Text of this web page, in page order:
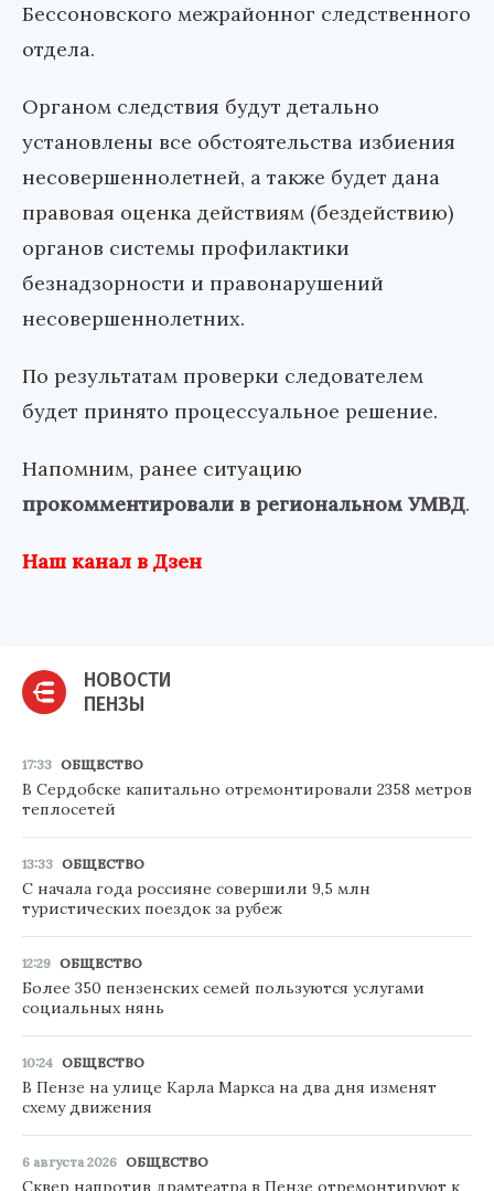
Бессоновского межрайонног следственного
отдела.
Органом следствия будут детально
установлены все обстоятельства избиения
несовершеннолетней, а также будет дана
правовая оценка действиям (бездействию)
органов системы профилактики
безнадзорности и правонарушений
несовершеннолетних.
По результатам проверки следователем
будет принято процессуальное решение.
Напомним, ранее ситуацию
прокомментировали в региональном УМВД.
Наш канал в Дзен
НОВОСТИ
ПЕНЗЫ
17:33 ОБЩЕСТВО
В Сердобске капитально отремонтировали 2358 метров
теплосетей
13:33 ОБЩЕСТВО
С начала года россияне совершили 9,5 млн
туристических поездок за рубеж
12:29 ОБЩЕСТВО
Более 350 пензенских семей пользуются услугами
социальных нянь
10:24 ОБЩЕСТВО
В Пензе на улице Карла Маркса на два дня изменят
схему движения
6 августа 2026 ОБЩЕСТВО
Сквер напротив драмтеатра в Пензе отремонтируют к